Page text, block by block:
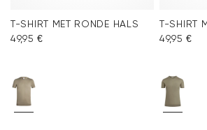
T-SHIRT MET RONDE HALS
49,95 €
T-SHIRT
49,95 €